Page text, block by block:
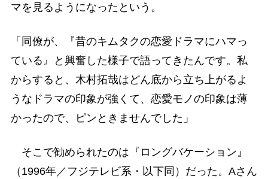
マを見るようになったという。
「同僚が、『昔のキムタクの恋愛ドラマにハマっ
ている』と興奮した様子で語ってきたんです。私
からすると、木村拓哉はどん底から立ち上がるよ
うなドラマの印象が強くて、恋愛モノの印象は薄
かったので、ピンときませんでした」
そこで勧められたのは『ロングバケーション』
（1996年／フジテレビ系・以下同）だった。Aさん